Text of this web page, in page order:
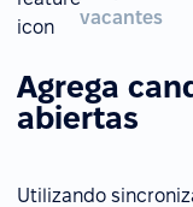
vacantes
Agrega
abiertas
Utilizando